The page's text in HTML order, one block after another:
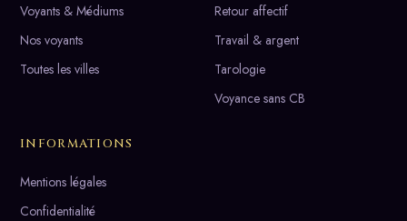
Voyants & Médiums
Nos voyants
Toutes les villes
Retour affectif
Travail & argent
Tarologie
Voyance sans CB
INFORMATIONS
Mentions légales
Confidentialité